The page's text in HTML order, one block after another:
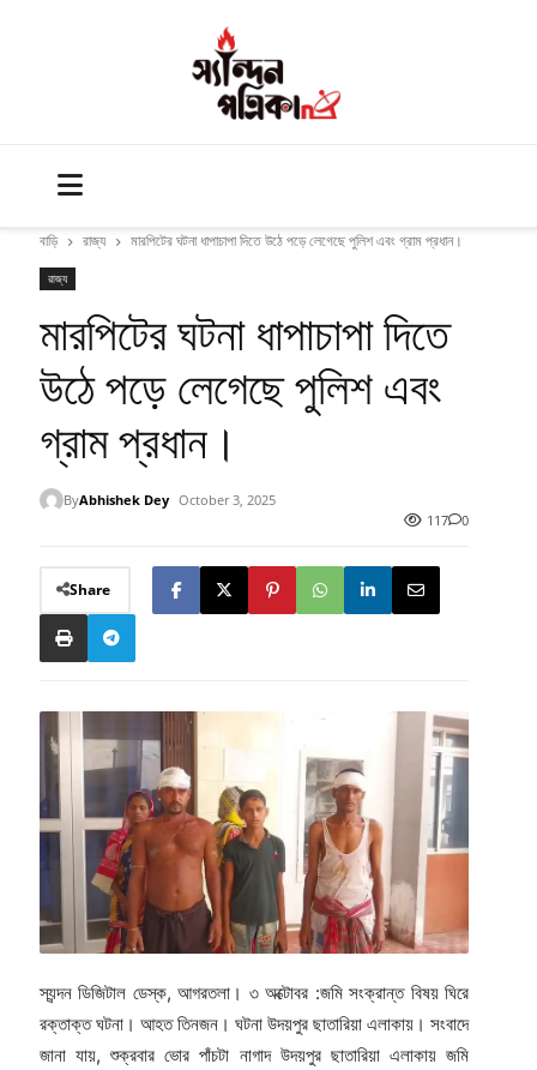
বাড়ি রাজ্য মারপিটের ঘটনা ধাপাচাপা দিতে উঠে পড়ে লেগেছে পুলিশ এবং গ্রাম প্রধান।
রাজ্য
মারপিটের ঘটনা ধাপাচাপা দিতে
উঠে পড়ে লেগেছে পুলিশ এবং
গ্রাম প্রধান।
ByAbhishek Dey October 3, 2025
117
0
Share
স্যন্দন ডিজিটাল ডেস্ক, আগরতলা। ৩ অক্টোবর :জমি সংক্রান্ত বিষয় ঘিরে
রক্তাক্ত ঘটনা। আহত তিনজন। ঘটনা উদয়পুর ছাতারিয়া এলাকায়। সংবাদে
জানা যায়, শুক্রবার ভোর পাঁচটা নাগাদ উদয়পুর ছাতারিয়া এলাকায় জমি